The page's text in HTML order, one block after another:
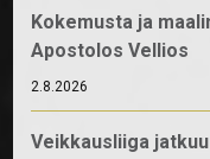
Kokemusta ja
Apostolos Vellios
2.8.2026
Veikkausliiga